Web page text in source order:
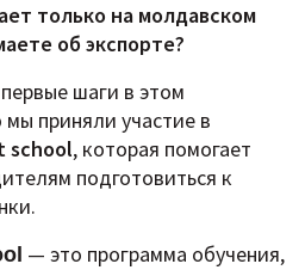
только на молдавском
об экспорте?
шаги в этом
приняли участие в
school, которая помогает
подготовиться к
— это программа обучения,